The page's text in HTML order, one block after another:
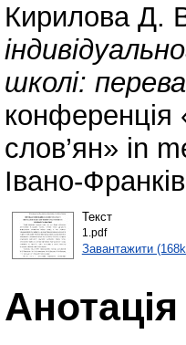
Кирилова Д.
школі:
конференція
слов’ян» in
Івано-
Текст
1.pdf
Завантажити
Анотація